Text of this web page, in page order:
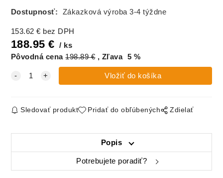
Visual VIS 001
Visual VIS 002
Visual VIS 009 Visual VIS 010
Visual VIS 012
(SKL)
Visual VIS 013
Dostupnosť: Zákazková výroba 3-4 týždne
153.62 € bez DPH
188.95 €
ks
Pôvodná cena 198.89€ Zľava 5 %
Sledovať produkt Pridať do obľúbených Zdielať
Popis
Potrebujete poradiť?